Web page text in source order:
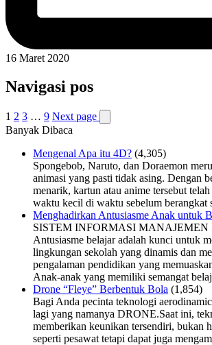
16 Maret 2020
Navigasi pos
1 2 3 … 9 Next page
Banyak Dibaca
Mengenal Apa itu 4D? (4,305)
Spongebob, Naruto, dan Doraemon
animasi yang pasti tidak asing. Dengan
menarik, kartun atau anime tersebut
waktu kecil di waktu sebelum
Menghadirkan Antusiasme Anak untuk
SISTEM INFORMASI
Antusiasme belajar adalah kunci untuk
lingkungan sekolah yang dinamis dan
pengalaman pendidikan yang
Anak-anak yang memiliki semangat
Drone “Fleye” Berbentuk Bola (1,854)
Bagi Anda pecinta teknologi
lagi yang namanya DRONE.Saat ini,
memberikan keunikan tersendiri, bukan
seperti pesawat tetapi dapat juga